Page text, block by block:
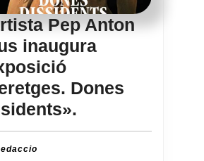
Pep Anton
inaugura
Dones
Pep